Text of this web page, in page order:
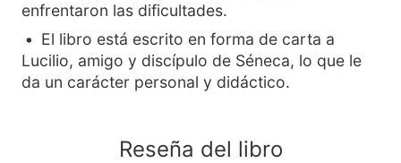
enfrentaron las dificultades.
El libro está escrito en forma de carta a
Lucilio, amigo y discípulo de Séneca, lo que le
da un carácter personal y didáctico.
Reseña del libro